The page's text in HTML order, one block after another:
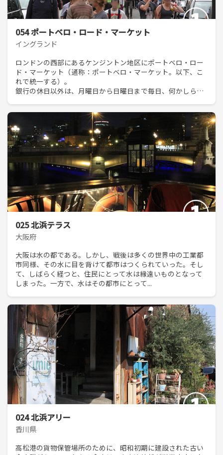
054 ポートベロ・ロード・マーケット
イングランド
ロンドンの西部にあるケンジントン地区にポートベロ・ロー
ド・マーケット（通称：ポートベロ・マーケット。以下、こ
れで統一する）。
銀行の休日以外は、月曜日から日曜日まで毎日、何かしらの
025 北浜テラス
大阪府
大阪は水の都である。しかし、戦後は多くの世界中の工業都
市同様、その水に目を背けて都市はつくられていった。そし
て、しばらく経つと、住民にとって水は縁遠いものとなって
しまった。一方で、水はその都市にとって...
024 北浜アリー
香川県
高松港の貨物保管場所のために、昭和初期に建設された古い